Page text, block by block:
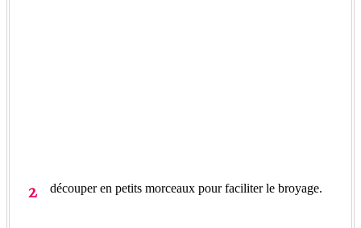
découper en petits morceaux pour faciliter le broyage.